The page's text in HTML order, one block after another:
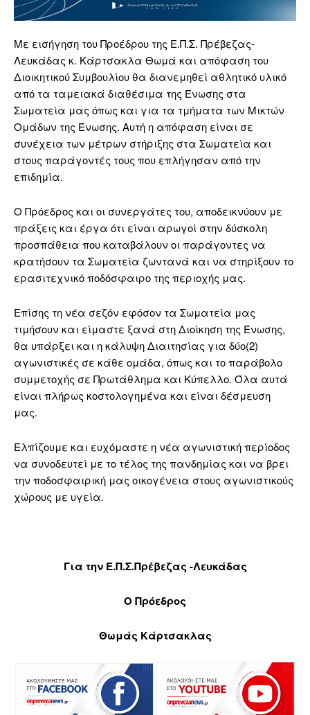
Με εισήγηση του Προέδρου της Ε.Π.Σ. Πρέβεζας-
Λευκάδας κ. Κάρτσακλα Θωμά και απόφαση του
Διοικητικού Συμβουλίου θα διανεμηθεί αθλητικό υλικό
από τα ταμειακά διαθέσιμα της Ένωσης στα
Σωματεία μας όπως και για τα τμήματα των Μικτών
Ομάδων της Ένωσης. Αυτή η απόφαση είναι σε
συνέχεια των μέτρων στήριξης στα Σωματεία και
στους παράγοντές τους που επλήγησαν από την
επιδημία.
Ο Πρόεδρος και οι συνεργάτες του, αποδεικνύουν με
πράξεις και έργα ότι είναι αρωγοί στην δύσκολη
προσπάθεια που καταβάλουν οι παράγοντες να
κρατήσουν τα Σωματεία ζωντανά και να στηρίξουν το
ερασιτεχνικό ποδόσφαιρο της περιοχής μας.
Επίσης τη νέα σεζόν εφόσον τα Σωματεία μας
τιμήσουν και είμαστε ξανά στη Διοίκηση της Ένωσης,
θα υπάρξει και η κάλυψη Διαιτησίας για δύο(2)
αγωνιστικές σε κάθε ομάδα, όπως και το παράβολο
συμμετοχής σε Πρωτάθλημα και Κύπελλο. Όλα αυτά
είναι πλήρως κοστολογημένα και είναι δέσμευση
μας.
Ελπίζουμε και ευχόμαστε η νέα αγωνιστική περίοδος
να συνοδευτεί με το τέλος της πανδημίας και να βρει
την ποδοσφαιρική μας οικογένεια στους αγωνιστικούς
χώρους με υγεία.
Για την Ε.Π.Σ.Πρέβεζας -Λευκάδας
Ο Πρόεδρος
Θωμάς Κάρτσακλας